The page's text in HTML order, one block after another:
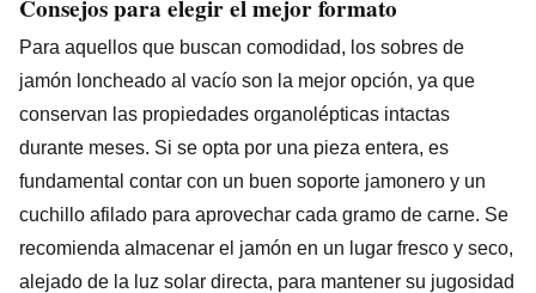
Consejos para elegir el mejor formato
Para aquellos que buscan comodidad, los sobres de
jamón loncheado al vacío son la mejor opción, ya que
conservan las propiedades organolépticas intactas
durante meses. Si se opta por una pieza entera, es
fundamental contar con un buen soporte jamonero y un
cuchillo afilado para aprovechar cada gramo de carne. Se
recomienda almacenar el jamón en un lugar fresco y seco,
alejado de la luz solar directa, para mantener su jugosidad